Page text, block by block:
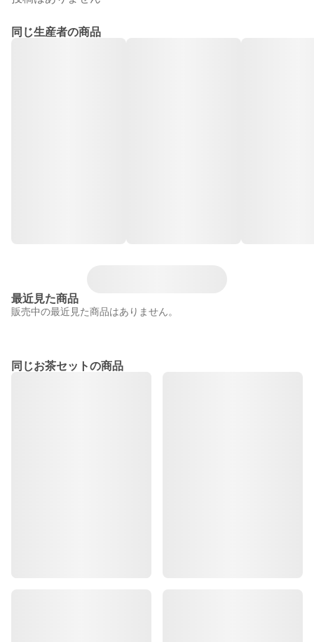
同じ生産者の商品
最近見た商品
販売中の最近見た商品はありません。
同じお茶セットの商品